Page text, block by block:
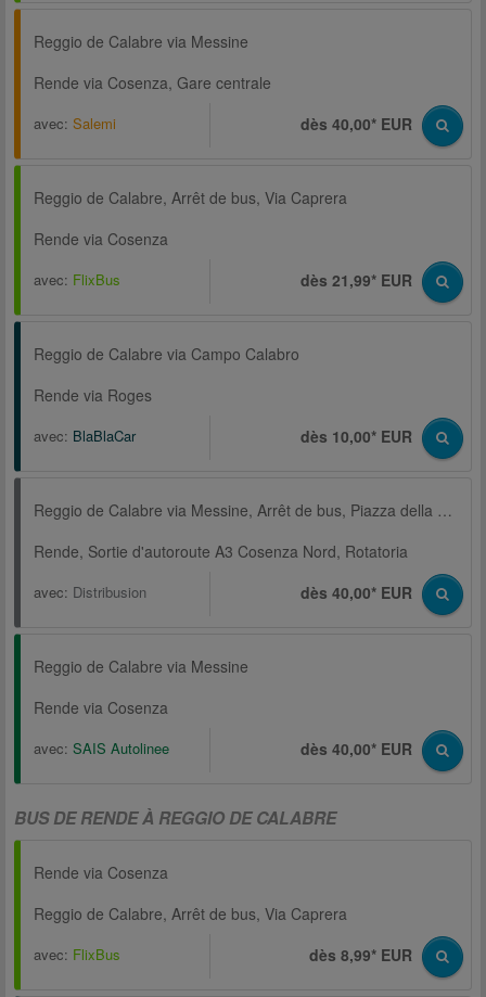
Reggio de Calabre via Messine
Rende via Cosenza, Gare centrale
avec: Salemi dès 40,00* EUR
Reggio de Calabre, Arrêt de bus, Via Caprera
Rende via Cosenza
avec: FlixBus dès 21,99* EUR
Reggio de Calabre via Campo Calabro
Rende via Roges
avec: BlaBlaCar dès 10,00* EUR
Reggio de Calabre via Messine, Arrêt de bus, Piazza della Repubblica
Rende, Sortie d'autoroute A3 Cosenza Nord, Rotatoria
avec: Distribusion dès 40,00* EUR
Reggio de Calabre via Messine
Rende via Cosenza
avec: SAIS Autolinee dès 40,00* EUR
BUS DE RENDE À REGGIO DE CALABRE
Rende via Cosenza
Reggio de Calabre, Arrêt de bus, Via Caprera
avec: FlixBus dès 8,99* EUR